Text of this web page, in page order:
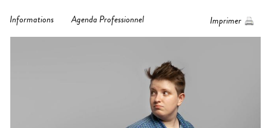
Informations Agenda Professionnel Imprimer